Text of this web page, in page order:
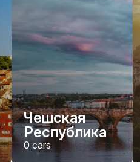
Чешская
Республика
0 cars